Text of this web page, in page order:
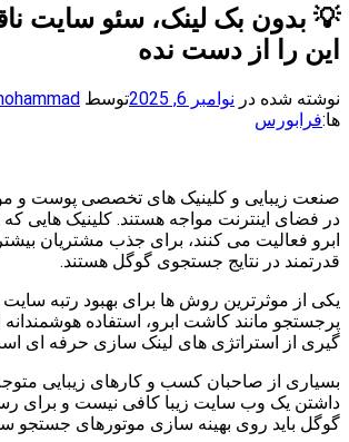
💡 بدون بک لینک، سئو سایت
این را از دست نده
نوشته شده در نوامبر 6, 2025 توسط
ها:فرابورس
صنعت زیبایی و کلینیک های تخصصی پوست و
در فضای اینترنت مواجه هستند. کلینیک هایی
ابرو فعالیت می کنند، برای جذب مشتریان
قدرتمند در نتایج جستجوی گوگل هستند.
یکی از موثرترین روش ها برای بهبود رتبه
پرجستجو مانند کاشت ابرو، استفاده هوشمندانه
گیری از استراتژی های لینک سازی حرفه ای
بسیاری از صاحبان کسب و کارهای زیبایی
داشتن یک وب سایت زیبا کافی نیست و برای
گوگل باید روی بهینه سازی موتورهای جستجو